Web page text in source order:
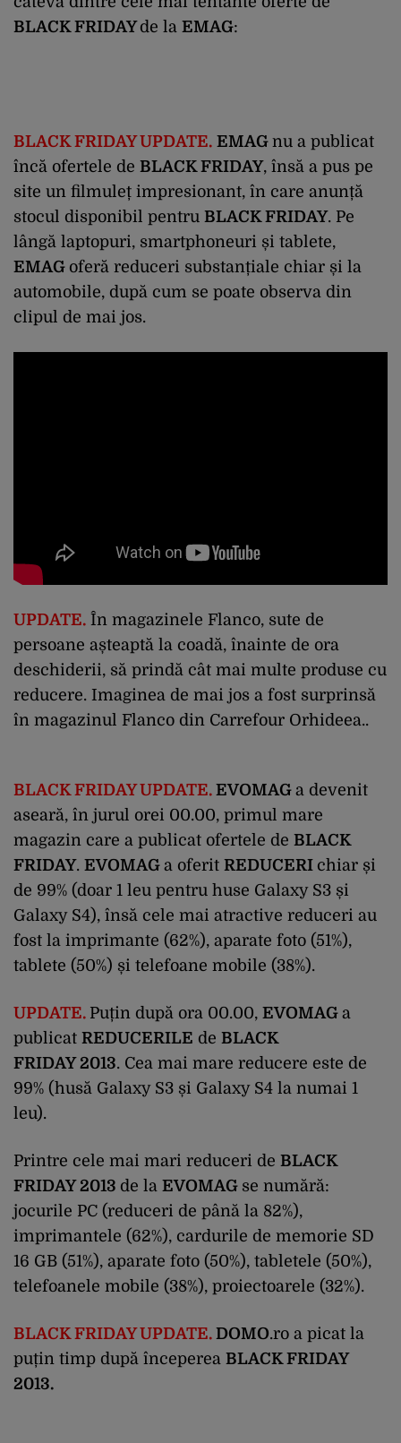
BLACK FRIDAYde la EMAG:
BLACK FRIDAY UPDATE. EMAG nu a publicat
încă ofertele de BLACK FRIDAY, însă a pus pe
site un filmuleț impresionant, în care anunță
stocul disponibil pentru BLACK FRIDAY. Pe
lângă laptopuri, smartphoneuri și tablete,
EMAG oferă reduceri substanțiale chiar și la
automobile, după cum se poate observa din
clipul de mai jos.
UPDATE. În magazinele Flanco, sute de
persoane așteaptă la coadă, înainte de ora
deschiderii, să prindă cât mai multe produse cu
reducere. Imaginea de mai jos a fost surprinsă
în magazinul Flanco din Carrefour Orhideea..
BLACK FRIDAY UPDATE. EVOMAG a devenit
aseară, în jurul orei 00.00, primul mare
magazin care a publicat ofertele de BLACK
FRIDAY. EVOMAG a oferit REDUCERI chiar și
de 99% (doar 1 leu pentru huse Galaxy S3 și
Galaxy S4), însă cele mai atractive reduceri au
fost la imprimante (62%), aparate foto (51%),
tablete (50%) și telefoane mobile (38%).
UPDATE. Puțin după ora 00.00, EVOMAG a
publicat REDUCERILE de BLACK
FRIDAY 2013. Cea mai mare reducere este de
99% (husă Galaxy S3 și Galaxy S4 la numai 1
leu).
Printre cele mai mari reduceri de BLACK
FRIDAY 2013 de la EVOMAG se numără:
jocurile PC (reduceri de până la 82%),
imprimantele (62%), cardurile de memorie SD
16 GB (51%), aparate foto (50%), tabletele (50%),
telefoanele mobile (38%), proiectoarele (32%).
BLACK FRIDAY UPDATE. DOMO.ro a picat la
puțin timp după începerea BLACK FRIDAY
2013.